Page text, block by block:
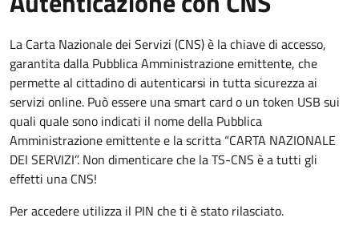
La Carta Nazionale dei Servizi (CNS) è la chiave di accesso,
garantita dalla Pubblica Amministrazione emittente, che
permette al cittadino di autenticarsi in tutta sicurezza ai
servizi online. Può essere una smart card o un token USB sui
quali quale sono indicati il nome della Pubblica
Amministrazione emittente e la scritta “CARTA NAZIONALE
DEI SERVIZI”. Non dimenticare che la TS-CNS è a tutti gli
effetti una CNS!
Per accedere utilizza il PIN che ti è stato rilasciato.